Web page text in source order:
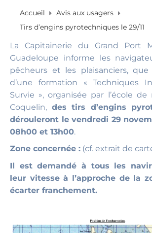
Accueil
Avis aux usagers
Tirs d’engins pyrotechniques le 29/11
La Capitainerie du Grand Port
Guadeloupe informe les
pêcheurs et les plaisanciers,
d’une formation « Techniques
Survie », organisée par l’école
Coquelin, des tirs d’engins
dérouleront le vendredi 29
08h00 et 13h00.
Zone concernée : (cf. extrait de
Il est demandé à tous les
leur vitesse à l’approche de la
écarter franchement.